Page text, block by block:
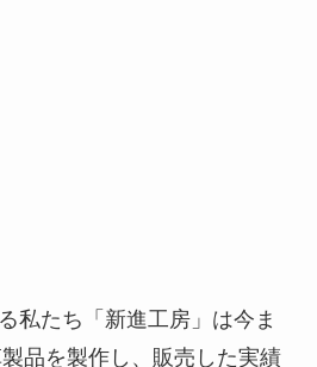
私たち「新進工房」は今ま
品を製作し、販売した実績